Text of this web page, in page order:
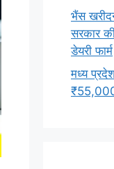
भैंस
सरकार
डेयरी फार्म
मध्य